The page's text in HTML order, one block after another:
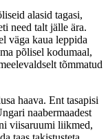
alasid tagasi,
need talt jälle ära.
väga kaua leppida
põlisel kodumaal,
tõmmatud
haava. Ent tasapisi
naabermaadest
viisaruumi liikmed,